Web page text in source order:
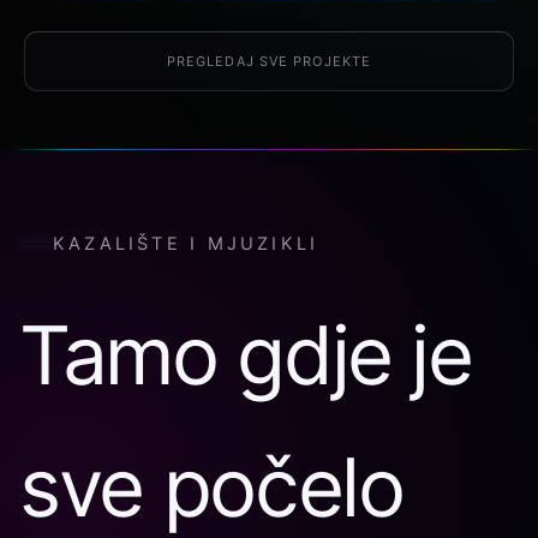
PREGLEDAJ SVE PROJEKTE
KAZALIŠTE I MJUZIKLI
Tamo gdje je
sve počelo